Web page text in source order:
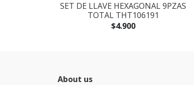
SET DE LLAVE HEXAGONAL 9PZAS
TOTAL THT106191
$4.900
About us